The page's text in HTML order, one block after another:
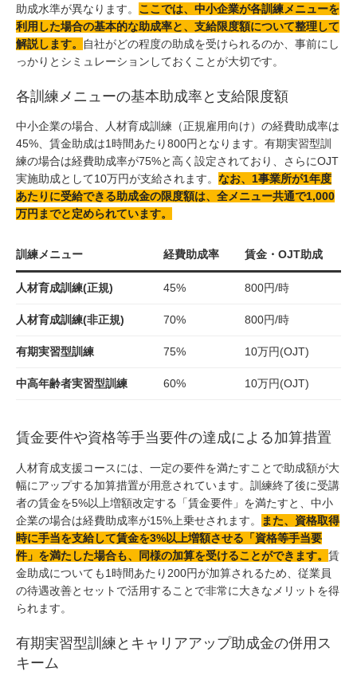
助成水準が異なります。 ここでは、中小企業が各訓練メニューを
利用した場合の基本的な助成率と、支給限度額について整理して
解説します。
自社がどの程度の助成を受けられるのか、事前にし
っかりとシミュレーションしておくことが大切です。
各訓練メニューの基本助成率と支給限度額
中小企業の場合、人材育成訓練（正規雇用向け）の経費助成率は
45%、賃金助成は1時間あたり800円となります。有期実習型訓
練の場合は経費助成率が75%と高く設定されており、さらにOJT
実施助成として10万円が支給されます。 なお、1事業所が1年度
あたりに受給できる助成金の限度額は、全メニュー共通で1,000
万円までと定められています。
訓練メニュー 経費助成率 賃金・OJT助成
人材育成訓練(正規) 45% 800円/時
人材育成訓練(非正規) 70% 800円/時
有期実習型訓練 75% 10万円(OJT)
中高年齢者実習型訓練 60% 10万円(OJT)
賃金要件や資格等手当要件の達成による加算措置
人材育成支援コースには、一定の要件を満たすことで助成額が大
幅にアップする加算措置が用意されています。訓練終了後に受講
者の賃金を5%以上増額改定する「賃金要件」を満たすと、中小
企業の場合は経費助成率が15%上乗せされます。
また、資格取得
時に手当を支給して賃金を3%以上増額させる「資格等手当要
件」を満たした場合も、同様の加算を受けることができます。 賃
金助成についても1時間あたり200円が加算されるため、従業員
の待遇改善とセットで活用することで非常に大きなメリットを得
られます。
有期実習型訓練とキャリアアップ助成金の併用ス
キーム